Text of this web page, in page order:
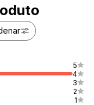
5
4
3
2
1